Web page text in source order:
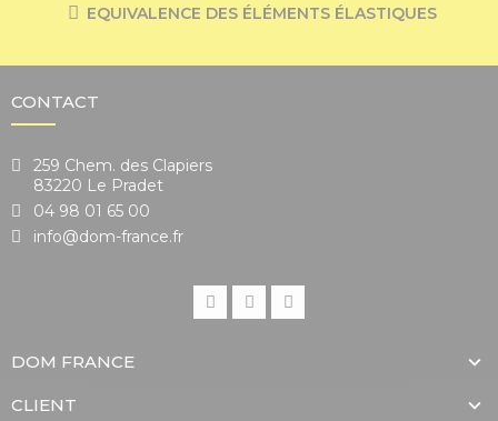
EQUIVALENCE DES ÉLÉMENTS ÉLASTIQUES
CONTACT
259 Chem. des Clapiers
83220 Le Pradet
04 98 01 65 00
info@dom-france.fr
DOM FRANCE
CLIENT